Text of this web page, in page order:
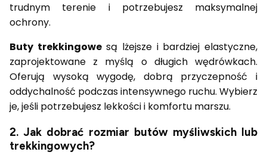
trudnym terenie i potrzebujesz maksymalnej
ochrony.
Buty trekkingowesą lżejsze i bardziej elastyczne,
zaprojektowane z myślą o długich wędrówkach.
Oferują wysoką wygodę, dobrą przyczepność i
oddychalność podczas intensywnego ruchu. Wybierz
je, jeśli potrzebujesz lekkości i komfortu marszu.
2. Jak dobrać rozmiar butów myśliwskich lub
trekkingowych?